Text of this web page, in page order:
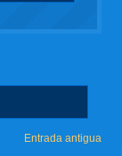
Entrada antigua